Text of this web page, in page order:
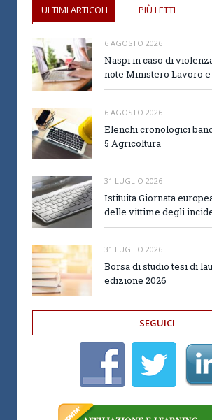
ULTIMI ARTICOLI PIÙ LETTI
6 AGOSTO 2026
Naspi in caso di
note Ministero Lavoro
6 AGOSTO 2026
Elenchi cronologici
5 Agricoltura
31 LUGLIO 2026
Istituita Giornata
delle vittime degli
31 LUGLIO 2026
Borsa di studio tesi di
edizione 2026
SEGUICI